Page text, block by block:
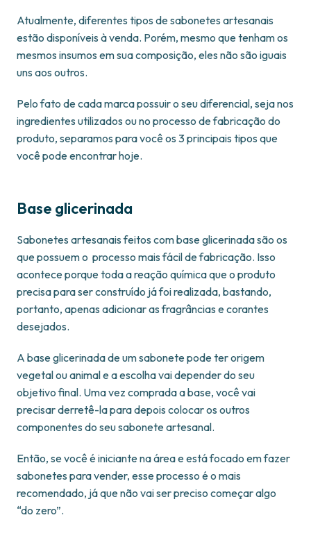
Atualmente, diferentes tipos de sabonetes artesanais
estão disponíveis à venda. Porém, mesmo que tenham os
mesmos insumos em sua composição, eles não são iguais
uns aos outros.
Pelo fato de cada marca possuir o seu diferencial, seja nos
ingredientes utilizados ou no processo de fabricação do
produto, separamos para você os 3 principais tipos que
você pode encontrar hoje.
Base glicerinada
Sabonetes artesanais feitos com base glicerinada são os
que possuem o processo mais fácil de fabricação. Isso
acontece porque toda a reação química que o produto
precisa para ser construído já foi realizada, bastando,
portanto, apenas adicionar as fragrâncias e corantes
desejados.
A base glicerinada de um sabonete pode ter origem
vegetal ou animal e a escolha vai depender do seu
objetivo final. Uma vez comprada a base, você vai
precisar derretê-la para depois colocar os outros
componentes do seu sabonete artesanal.
Então, se você é iniciante na área e está focado em fazer
sabonetes para vender, esse processo é o mais
recomendado, já que não vai ser preciso começar algo
“do zero”.